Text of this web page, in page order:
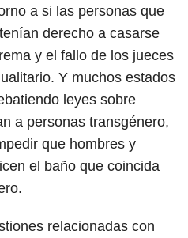
a si las personas que
derecho a casarse
y el fallo de los jueces
Y muchos estados
leyes sobre
a personas transgénero,
que hombres y
el baño que coincida
relacionadas con